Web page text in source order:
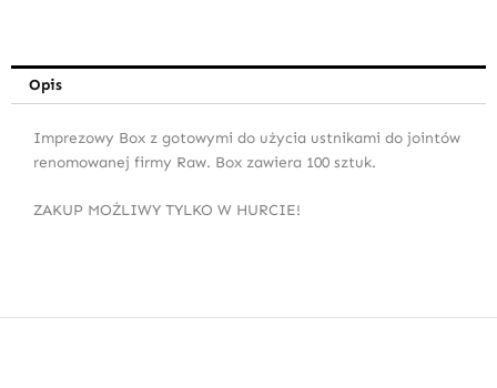
Opis
Imprezowy Box z gotowymi do użycia ustnikami do jointów
renomowanej firmy Raw. Box zawiera 100 sztuk.
ZAKUP MOŻLIWY TYLKO W HURCIE!